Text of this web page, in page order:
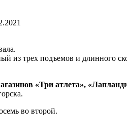
из трех подъемов и длинного
«Три атлета»,
во второй.